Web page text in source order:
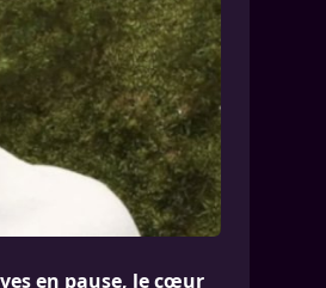
en pause, le cœur